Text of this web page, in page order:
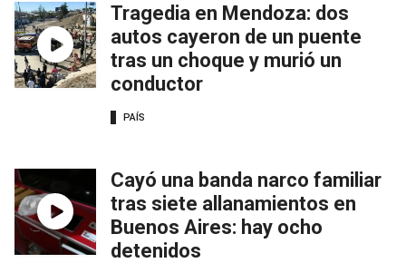
Tragedia en Mendoza: dos
autos cayeron de un puente
tras un choque y murió un
conductor
PAÍS
Cayó una banda narco familiar
tras siete allanamientos en
Buenos Aires: hay ocho
detenidos